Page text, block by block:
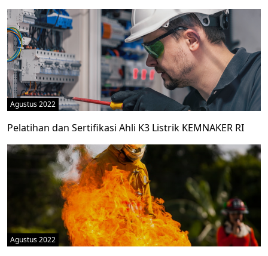
Agustus 2022
Pelatihan dan Sertifikasi Ahli K3 Listrik KEMNAKER RI
Agustus 2022